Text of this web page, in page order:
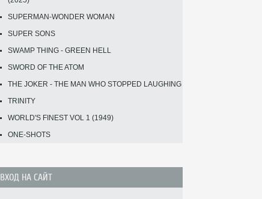
SUPERMAN-WONDER WOMAN
SUPER SONS
SWAMP THING - GREEN HELL
SWORD OF THE ATOM
THE JOKER - THE MAN WHO STOPPED LAUGHING
TRINITY
WORLD'S FINEST VOL 1 (1949)
ONE-SHOTS
ВХОД НА САЙТ